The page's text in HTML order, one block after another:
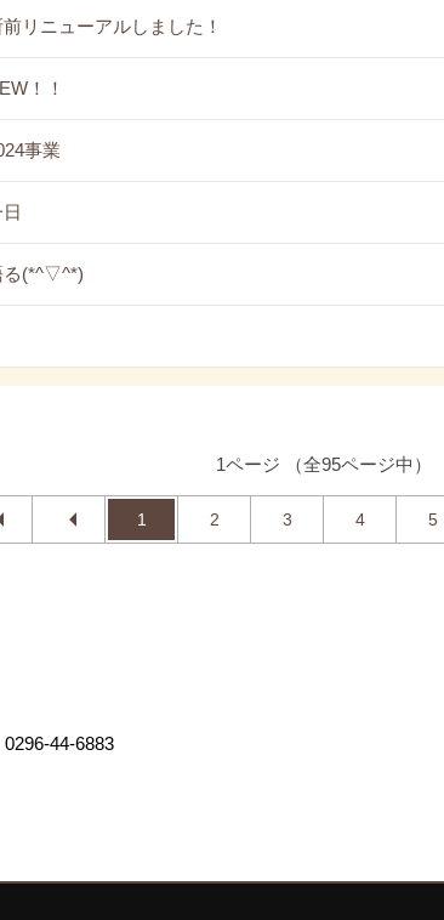
リニューアルしました！
！！
事業
る(*^▽^*)
1ページ （全95ページ中）
1 2 3 4 5
0296-44-6883